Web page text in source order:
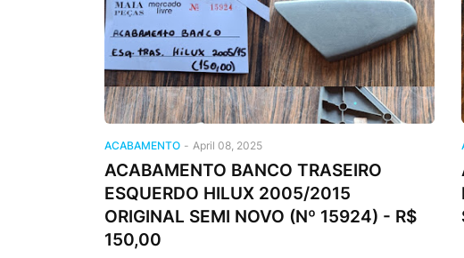
ACABAMENTO - April 08, 2025
ACABAMENTO BANCO TRASEIRO
ESQUERDO HILUX 2005/2015
ORIGINAL SEMI NOVO (Nº 15924) - R$
150,00